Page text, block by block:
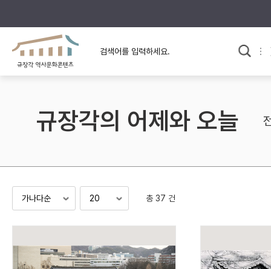
규장각의 어제와 오늘
규장각 소개영상
사료와 문학으로 본
고대
고려
조선 후기
검색 연산자 사용안내
규장각의 어제와 오늘
총 37 건